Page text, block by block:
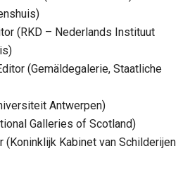
(RKD – Nederlands Instituut
(Gemäldegalerie, Staatliche
Antwerpen)
Galleries of Scotland)
(Koninklijk Kabinet van Schilderijen